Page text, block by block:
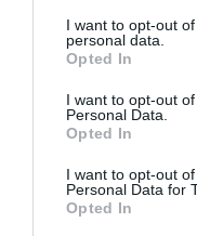
I want to opt-out
personal data.
Opted In
I want to opt-out
Personal Data.
Opted In
I want to opt-out
Personal Data for
Opted In
UE: ISLAM;
SOSTEGNO DA